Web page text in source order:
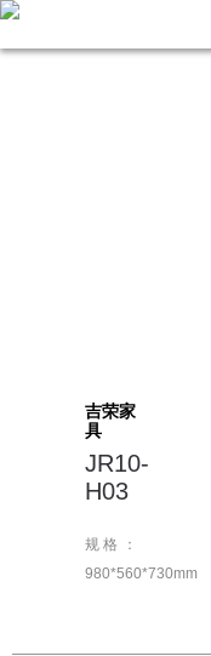
吉荣家
具
JR10-
H03
规格：
980*560*730mm